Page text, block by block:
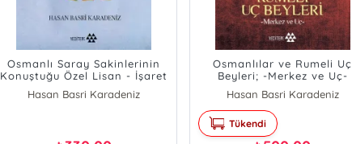
Osmanlı Saray Sakinlerinin
Konuştuğu Özel Lisan - İşaret
Hasan Basri Karadeniz
Osmanlılar ve Rumeli Uç
Beyleri; -Merkez ve Uç-
Hasan Basri Karadeniz
Tükendi